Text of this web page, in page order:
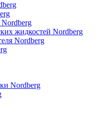
жидкостей Nordberg
Nordberg
Nordberg